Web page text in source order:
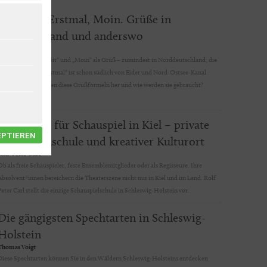
Mahlzeit, Erstmal, Moin. Grüße in
Nordfriesland und anderswo
Jeder kennt „Mahlzeit“ und „Moin“ als Gruß – zumindest in Norddeutschland; die
Verabschiedung „Erstmal“ ist schon südlich von Eider und Nord-Ostsee-Kanal
seltener. Wo kommen diese Grußformeln her und wie werden sie gebraucht?
Schule für Schauspiel in Kiel – private
und kreativer Kulturort
Peter Carl
als freie Schauspieler, feste Ensemblemitglieder oder als Regisseure. Ihre
bereichern die Theaterszene nicht nur in Kiel und im Land. Rolf
Carl stellt die einzige Schauspielschule in Schleswig-Holstein vor.
gängigsten Spechtarten in Schleswig-
Voigt
Spechtarten können Sie in den Wäldern Schleswig-Holsteins entdecken